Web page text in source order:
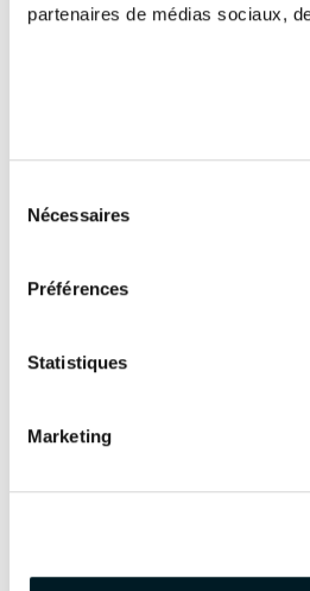
partenaires de médias sociaux,
Nécessaires
Préférences
Statistiques
Marketing